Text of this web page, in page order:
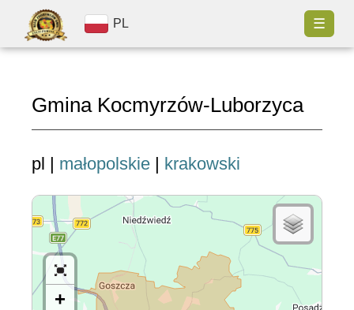
PL ☰
Gmina Kocmyrzów-Luborzyca
pl | małopolskie | krakowski
+